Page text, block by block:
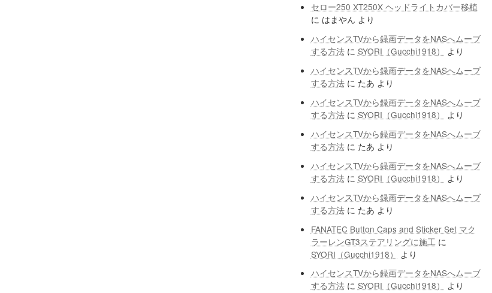
セロー250 XT250X ヘッドライトカバー移植
に はまやん より
ハイセンスTVから録画データをNASへムーブ
する方法に SYORI（Gucchi1918）
より
ハイセンスTVから録画データをNASへムーブ
する方法に たあ より
ハイセンスTVから録画データをNASへムーブ
する方法に SYORI（Gucchi1918）
より
ハイセンスTVから録画データをNASへムーブ
する方法に たあ より
ハイセンスTVから録画データをNASへムーブ
する方法に SYORI（Gucchi1918）
より
ハイセンスTVから録画データをNASへムーブ
する方法に たあ より
FANATEC Button Caps and Sticker Set マク
ラーレンGT3ステアリングに施工 に
SYORI（Gucchi1918）
より
ハイセンスTVから録画データをNASへムーブ
する方法に SYORI（Gucchi1918） より